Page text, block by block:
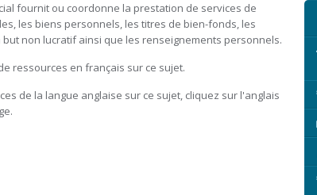
fournit ou coordonne la prestation de services de
les biens personnels, les titres de bien-fonds, les
but non lucratif ainsi que les renseignements personnels.
ressources en français sur ce sujet.
de la langue anglaise sur ce sujet, cliquez sur l'anglais